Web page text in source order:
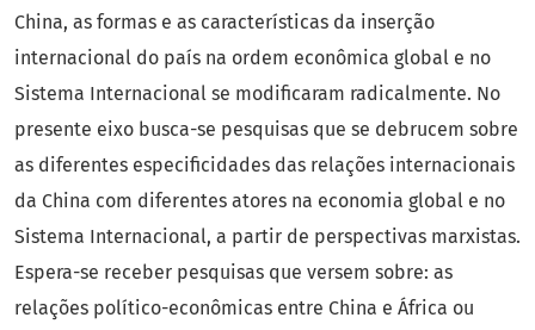
China, as formas e as características da inserção
internacional do país na ordem econômica global e no
Sistema Internacional se modificaram radicalmente. No
presente eixo busca-se pesquisas que se debrucem sobre
as diferentes especificidades das relações internacionais
da China com diferentes atores na economia global e no
Sistema Internacional, a partir de perspectivas marxistas.
Espera-se receber pesquisas que versem sobre: as
relações político-econômicas entre China e África ou